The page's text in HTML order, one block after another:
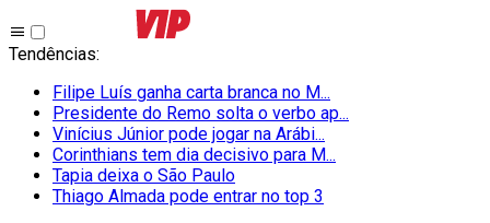
Tendências:
Filipe Luís ganha carta branca no M...
Presidente do Remo solta o verbo ap...
Vinícius Júnior pode jogar na Arábi...
Corinthians tem dia decisivo para M...
Tapia deixa o São Paulo
Thiago Almada pode entrar no top 3